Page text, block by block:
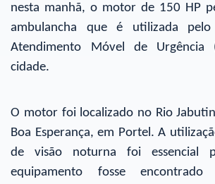
nesta manhã, o motor de 150 HP
ambulancha que é utilizada
Atendimento Móvel de Urgência
cidade.
O motor foi localizado no Rio
Boa Esperança, em Portel. A
de visão noturna foi essencial
equipamento fosse